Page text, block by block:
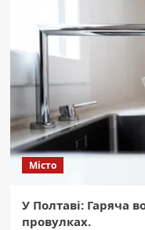
Місто
У Полтаві: Гаряча
провулках.